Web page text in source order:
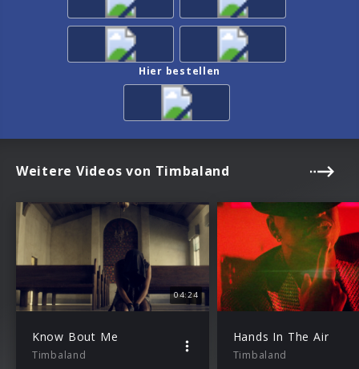
Hier bestellen
Weitere Videos von Timbaland
04:24
Know Bout Me
Timbaland
Hands In The Air
Timbaland